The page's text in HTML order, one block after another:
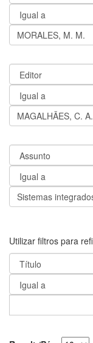
Utilizar filtros para